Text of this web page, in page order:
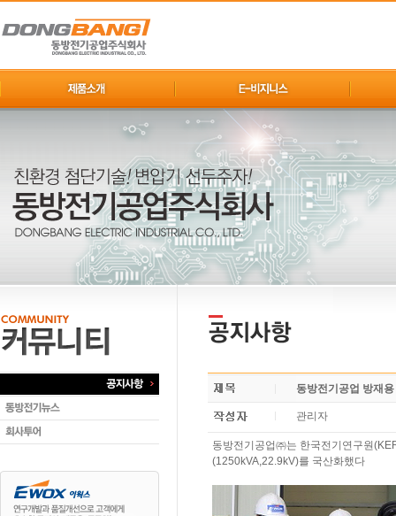
동방전기공업 방재
관리자
동방전기공업㈜는 한국전기연구원
(1250kVA,22.9kV)를 국산화했다